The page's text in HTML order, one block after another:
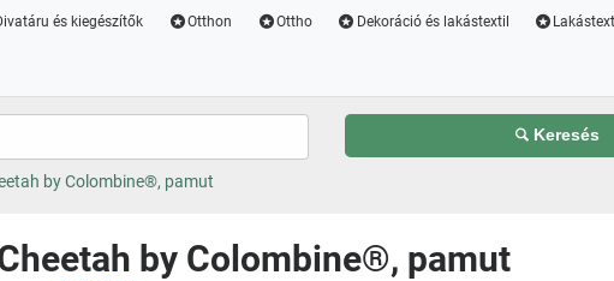
és kiegészítők Otthon Ottho Dekoráció és lakástextil
Keresés
by Colombine®, pamut
by Colombine®, pamut